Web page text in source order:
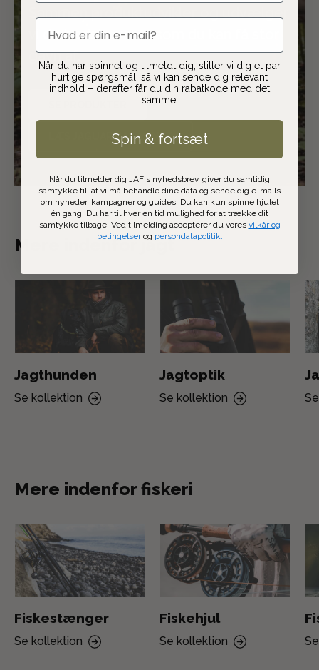
Sammen produktudvikler og udvælger
vi de bedste varer, som du kan få stor
gavn af.
LÆS JAGUARMAGASINET
Mere indenfor jagt
Jagthunden
Se kollektion
Jagtoptik
Se kollektion
Mere indenfor fiskeri
Fiskestænger
Se kollektion
Fiskehjul
Se kollektion
email
Når du har spinnet og tilmeldt dig, stiller vi dig et par
hurtige spørgsmål, så vi kan sende dig relevant
indhold – derefter får du din rabatkode med det
samme.
Spin & fortsæt
Når du tilmelder dig JAFIs nyhedsbrev, giver du samtidig
samtykke til, at vi må behandle dine data og sende dig e-mails
om nyheder, kampagner og guides. Du kan kun spinne hjulet
én gang. Du har til hver en tid mulighed for at trække dit
samtykke tilbage. Ved tilmelding accepterer du vores vilkår og
betingelserog persondatapolitik.